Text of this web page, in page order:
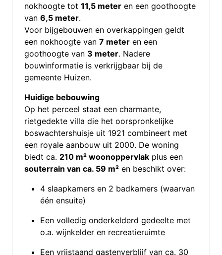
nokhoogte tot 11,5 meter en een goothoogte
van 6,5 meter.
Voor bijgebouwen en overkappingen geldt
een nokhoogte van 7 meter en een
goothoogte van 3 meter. Nadere
bouwinformatie is verkrijgbaar bij de
gemeente Huizen.
Huidige bebouwing
Op het perceel staat een charmante,
rietgedekte villa die het oorspronkelijke
boswachtershuisje uit 1921 combineert met
een royale aanbouw uit 2000. De woning
biedt ca. 210 m² woonoppervlak plus een
souterrain van ca. 59 m² en beschikt over:
4 slaapkamers en 2 badkamers (waarvan
één ensuite)
Een volledig onderkelderd gedeelte met
o.a. wijnkelder en recreatieruimte
Een vrijstaand gastenverblijf van ca. 30